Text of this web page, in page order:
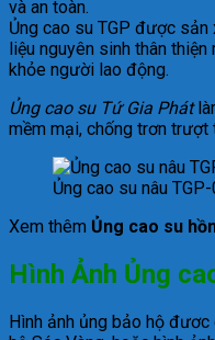
và an toàn.
Ủng cao su TGP được
liệu nguyên sinh thân
khỏe người lao động.
Ủng cao su Tứ Gia Phát
mềm mại, chống trơn
Ủng cao su nâu
Xem thêm Ủng cao su
Hình Ảnh Ủng
Hình ảnh ủng bảo hộ